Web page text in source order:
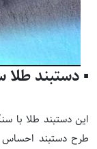
▪️ دستبند
این دستبند طلا با
طرح دستبند